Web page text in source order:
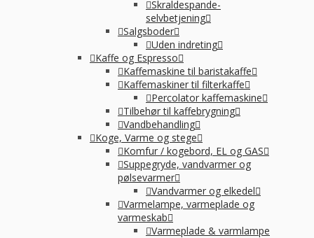
Skraldespande-
selvbetjening
Salgsboder
Uden indreting
Kaffe og Espresso
Kaffemaskine til baristakaffe
Kaffemaskiner til filterkaffe
Percolator kaffemaskine
Tilbehør til kaffebrygning
Vandbehandling
Koge, Varme og stege
Komfur / kogebord, EL og GAS
Suppegryde, vandvarmer og
pølsevarmer
Vandvarmer og elkedel
Varmelampe, varmeplade og
varmeskab
Varmeplade & varmlampe